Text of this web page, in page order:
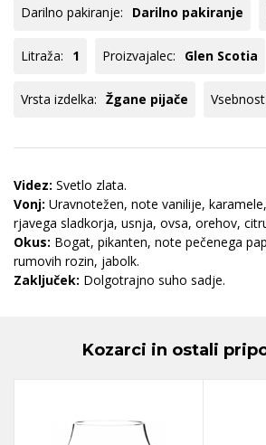
Darilno pakiranje: Darilno pakiranje
Litraža: 1 Proizvajalec: Glen Scotia
Vrsta izdelka: Žgane pijače
Videz: Svetlo zlata.
Vonj: Uravnotežen, note vanilije,
rjavega sladkorja, usnja, ovsa, orehov,
Okus: Bogat, pikanten, note pečenega
rumovih rozin, jabolk.
Zaključek: Dolgotrajno suho sadje.
Kozarci in ostali